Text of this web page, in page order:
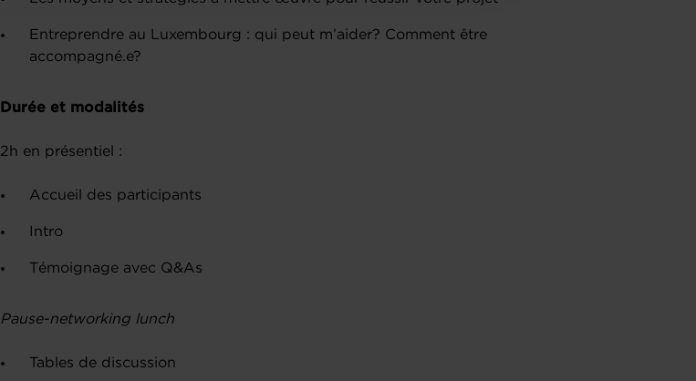
Entreprendre au Luxembourg : qui peut m’aider? Comment être
accompagné.e?
Durée et modalités
2h en présentiel :
Accueil des participants
Intro
Témoignage avec Q&As
Pause-networking lunch
Tables de discussion